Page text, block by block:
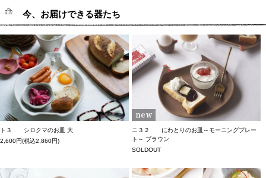
今、お届けできる器たち
ト３ シロクマのお皿 大
2,600円(税込2,860円)
ニ３２ にわとりのお皿～モーニングプレー
ト～ ブラウン
SOLDOUT